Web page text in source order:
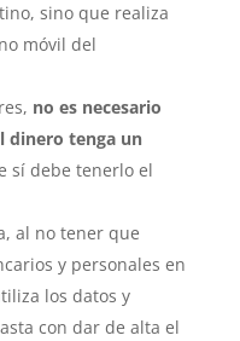
sino que realiza
móvil del
no es necesario
dinero tenga un
sí debe tenerlo el
al no tener que
y personales en
los datos y
con dar de alta el